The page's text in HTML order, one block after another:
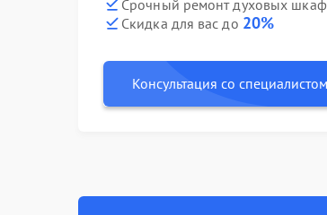
Срочный ремонт духовых
Скидка для вас до 20%
Консультация со специалистом